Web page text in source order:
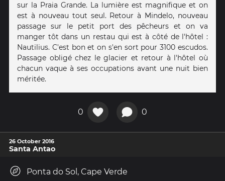
sur la Praia Grande. La lumière est magnifique et on
est à nouveau tout seul. Retour à Mindelo, nouveau
passage sur le petit port des pêcheurs et on va
manger tôt dans un restau qui est à côté de l'hôtel :
Nautilius. C'est bon et on s'en sort pour 3100 escudos.
Passage obligé chez le glacier et retour à l'hôtel où
chacun vaque à ses occupations avant une nuit bien
méritée.
0 0
26 October 2016
Santa Antao
Ponta do Sol, Cape Verde